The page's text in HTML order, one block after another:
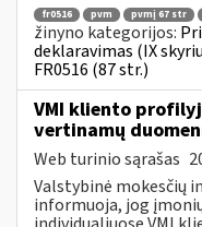
fr0516 pvm pvmį 67 str
žinyno kategorijos:
deklaravimas (IX
FR0516 (87 str.)
VMI kliento
vertinamų
Web turinio sąrašas
Valstybinė mokesčių
informuoja, jog